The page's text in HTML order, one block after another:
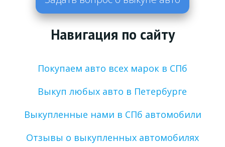
Навигация по сайту
Покупаем авто всех марок в СПб
Выкуп любых авто в Петербурге
Выкупленные нами в СПб автомобили
Отзывы о выкупленных автомобилях